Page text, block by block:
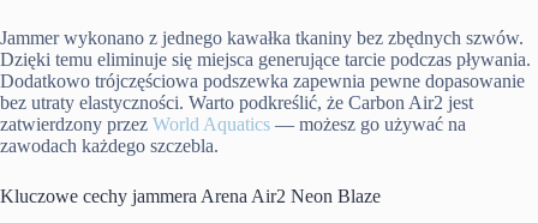
Jammer wykonano z jednego kawałka tkaniny bez zbędnych szwów.
Dzięki temu eliminuje się miejsca generujące tarcie podczas pływania.
Dodatkowo trójczęściowa podszewka zapewnia pewne dopasowanie
bez utraty elastyczności. Warto podkreślić, że Carbon Air2 jest
zatwierdzony przez World Aquatics — możesz go używać na
zawodach każdego szczebla.
Kluczowe cechy jammera Arena Air2 Neon Blaze